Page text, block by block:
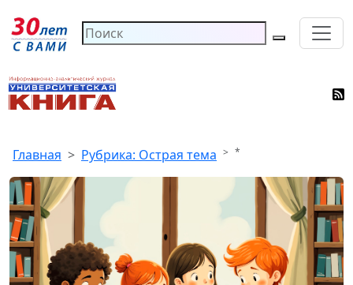
Главная Рубрика: Острая тема *